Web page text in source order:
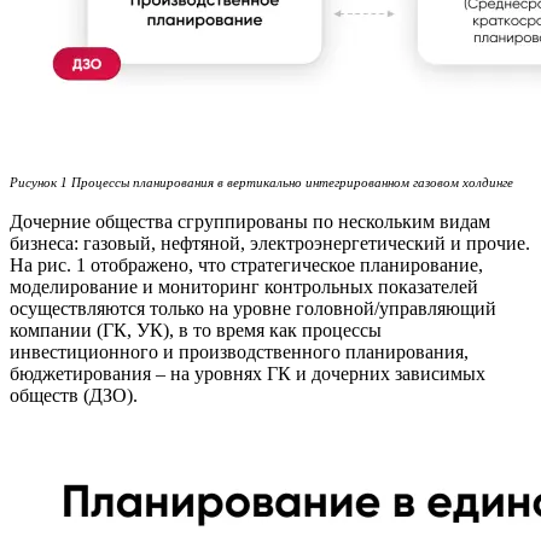
Рисунок 1 Процессы планирования в вертикально интегрированном газовом холдинге
Дочерние общества сгруппированы по нескольким видам
бизнеса: газовый, нефтяной, электроэнергетический и прочие.
На рис. 1 отображено, что стратегическое планирование,
моделирование и мониторинг контрольных показателей
осуществляются только на уровне головной/управляющий
компании (ГК, УК), в то время как процессы
инвестиционного и производственного планирования,
бюджетирования – на уровнях ГК и дочерних зависимых
обществ (ДЗО).